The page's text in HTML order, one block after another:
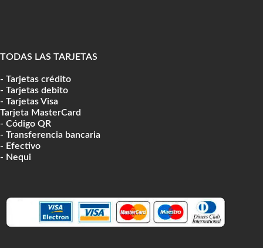
TODAS LAS TARJETAS
- Tarjetas crédito
- Tarjetas debito
- Tarjetas Visa
Tarjeta MasterCard
- Código QR
- Transferencia bancaria
- Efectivo
- Nequi